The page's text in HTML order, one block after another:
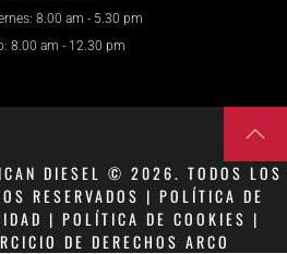
8.00 am - 5.30 pm
8.00 am - 12.30 pm
DIESEL © 2026. TODOS LOS
RESERVADOS | POLÍTICA DE
| POLÍTICA DE COOKIES |
DE DERECHOS ARCO